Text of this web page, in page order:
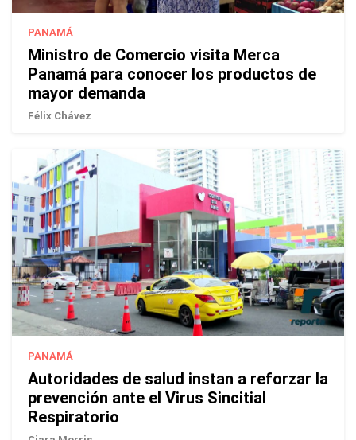
PANAMÁ
Ministro de Comercio visita Merca
Panamá para conocer los productos de
mayor demanda
Félix Chávez
PANAMÁ
Autoridades de salud instan a reforzar la
prevención ante el Virus Sincitial
Respiratorio